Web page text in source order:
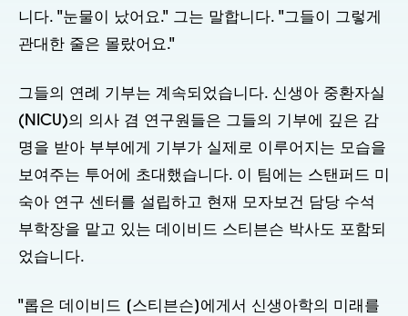
니다. "눈물이 났어요." 그는 말합니다. "그들이 그렇게
관대한 줄은 몰랐어요."
그들의 연례 기부는 계속되었습니다. 신생아 중환자실
(NICU)의 의사 겸 연구원들은 그들의 기부에 깊은 감
명을 받아 부부에게 기부가 실제로 이루어지는 모습을
보여주는 투어에 초대했습니다. 이 팀에는 스탠퍼드 미
숙아 연구 센터를 설립하고 현재 모자보건 담당 수석
부학장을 맡고 있는 데이비드 스티븐슨 박사도 포함되
었습니다.
"롭은 데이비드 [스티븐슨]에게서 신생아학의 미래를